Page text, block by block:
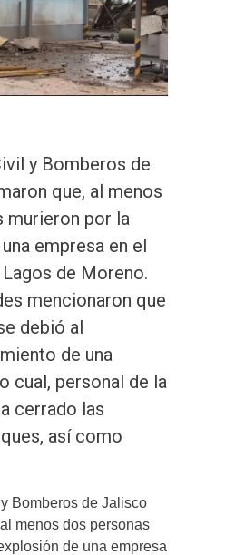
y Bomberos de
que, al menos
murieron por la
empresa en el
de Moreno.
mencionaron que
debió al
de una
cual, personal de la
cerrado las
así como
Bomberos de Jalisco
menos dos personas
de una empresa